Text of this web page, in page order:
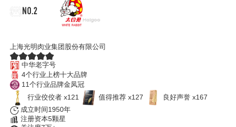
NO.2
上海光明肉业集团股份有限公司
中华老字号
4个行业上榜十大品牌
11个行业品牌金凤冠
行业佼佼者 x121
值得推荐 x127
良好声誉 x167
成立时间1950年
注册资本5颗星